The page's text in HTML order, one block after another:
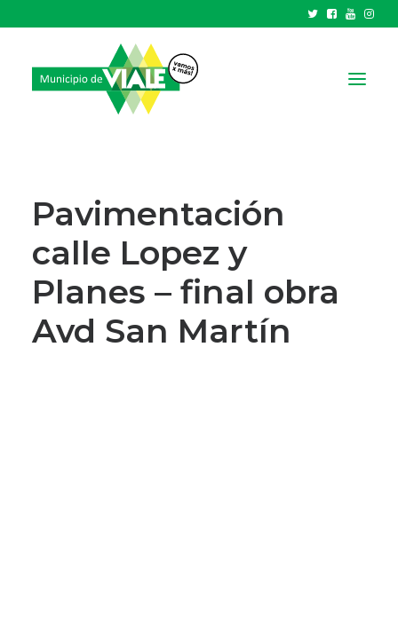
HCD
TRÁMITES Y SERVICIOS
CIUDAD
PARQUE INDUSTRIAL
Pavimentación
calle Lopez y
Planes – final obra
Avd San Martín